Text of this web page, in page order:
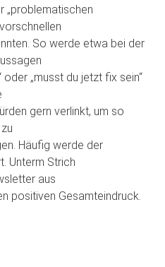
„problematischen
So werde etwa bei der
„musst du jetzt fix sein“
gern verlinkt, um so
Häufig werde der
Unterm Strich
aus
positiven Gesamteindruck.